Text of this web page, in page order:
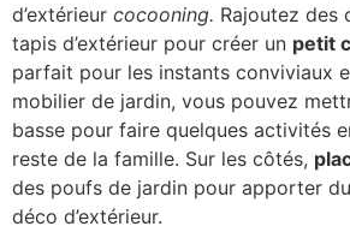
d’extérieur cocooning. Rajoutez des
tapis d’extérieur pour créer un petit
parfait pour les instants conviviaux
mobilier de jardin, vous pouvez
basse pour faire quelques activités
reste de la famille. Sur les côtés,
des poufs de jardin pour apporter
déco d’extérieur.